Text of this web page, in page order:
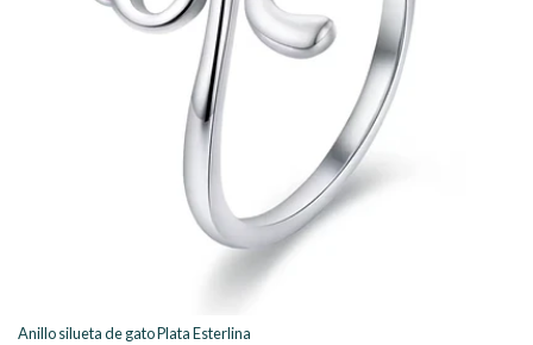
Anillo silueta de gato Plata Esterlina